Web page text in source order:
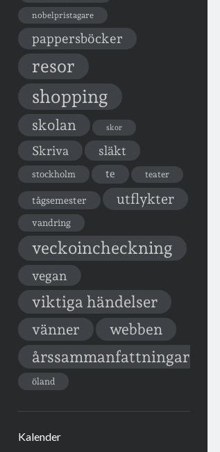
nobelpristagare
pappersböcker
resor
shopping
skolan skor
Skriva släkt
stockholm te teater
tågsemester utflykter
vandring
veckoincheckning
vegan
viktiga händelser
vänner webben
årssammanfattningar
öland
Kalender